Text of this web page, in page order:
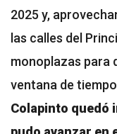
2025 y,
las calles del
monoplazas para
ventana de
Colapinto quedó